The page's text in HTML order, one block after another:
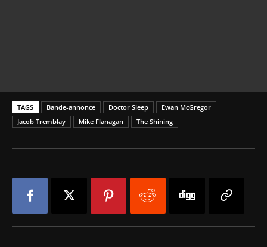
TAGS Bande-annonce Doctor Sleep
Ewan McGregor
Jacob Tremblay
Mike Flanagan The Shining